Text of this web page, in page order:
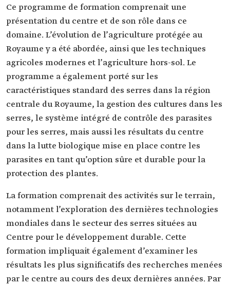
Ce programme de formation comprenait une
présentation du centre et de son rôle dans ce
domaine. L’évolution de l’agriculture protégée au
Royaume y a été abordée, ainsi que les techniques
agricoles modernes et l’agriculture hors-sol. Le
programme a également porté sur les
caractéristiques standard des serres dans la région
centrale du Royaume, la gestion des cultures dans les
serres, le système intégré de contrôle des parasites
pour les serres, mais aussi les résultats du centre
dans la lutte biologique mise en place contre les
parasites en tant qu’option sûre et durable pour la
protection des plantes.
La formation comprenait des activités sur le terrain,
notamment l’exploration des dernières technologies
mondiales dans le secteur des serres situées au
Centre pour le développement durable. Cette
formation impliquait également d’examiner les
résultats les plus significatifs des recherches menées
par le centre au cours des deux dernières années. Par